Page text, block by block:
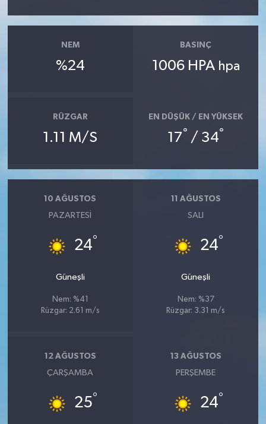
NEM
%24
BASINÇ
1006 HPA hpa
RÜZGAR
1.11 M/S
EN DÜŞÜK / EN YÜKSEK
17° / 34°
10 AĞUSTOS
PAZARTESI
24°
Güneşli
Nem: %41
Rüzgar: 2.61 m/s
11 AĞUSTOS
SALI
24°
Güneşli
Nem: %37
Rüzgar: 3.31 m/s
12 AĞUSTOS
ÇARŞAMBA
25°
13 AĞUSTOS
PERŞEMBE
24°